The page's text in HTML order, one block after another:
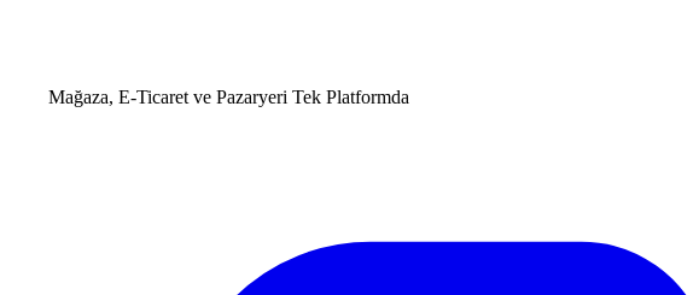
Mağaza, E-Ticaret ve Pazaryeri Tek Platformda